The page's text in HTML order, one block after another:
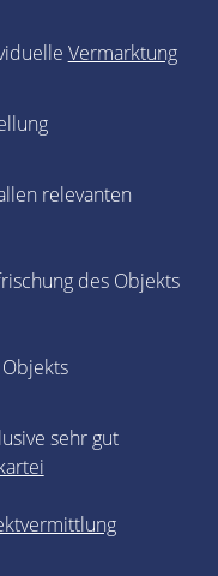
Vermarktung
relevanten
des Objekts
sehr gut